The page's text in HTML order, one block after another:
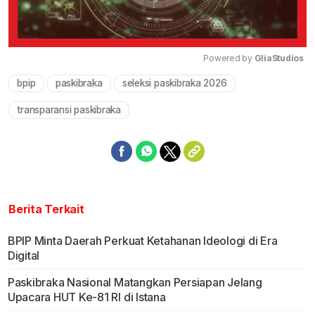
Powered by GliaStudios
bpip paskibraka seleksi paskibraka 2026
transparansi paskibraka
Berita Terkait
BPIP Minta Daerah Perkuat Ketahanan Ideologi di Era
Digital
Paskibraka Nasional Matangkan Persiapan Jelang
Upacara HUT Ke-81 RI di Istana